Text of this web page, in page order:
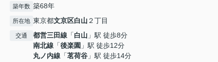
築年数 築68年
所在地 東京都文京区白山 ２丁目
交通 都営三田線 「白山 」駅 徒歩8分
南北線 「後楽園 」駅 徒歩12分
丸ノ内線 「茗荷谷 」駅 徒歩14分